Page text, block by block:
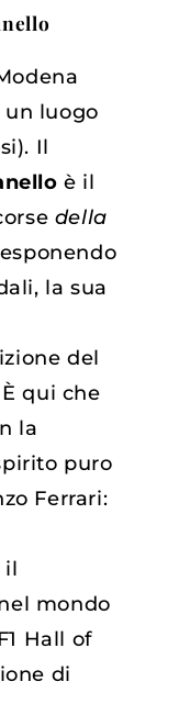
un luogo
Il
è il
della
la sua
del
qui che
la
puro
Ferrari:
il
mondo
Hall of
di